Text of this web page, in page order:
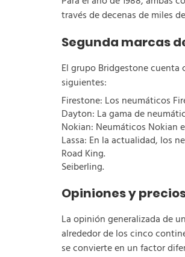
través de decenas de miles
Segunda marcas
El grupo Bridgestone
siguientes:
Firestone: Los neumáticos
Dayton: La gama de
Nokian: Neumáticos Nokian
Lassa: En la actualidad, los
Road King.
Seiberling.
Opiniones y
La opinión generalizada de
alrededor de los cinco
se convierte en un factor